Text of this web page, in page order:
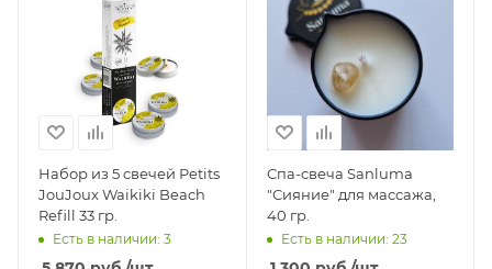
Набор из 5 свечей Petits
JouJoux Waikiki Beach
Refill 33 гр.
Есть в наличии: 3
Спа-свеча Sanluma
"Сияние" для массажа,
40 гр.
Есть в наличии: 23